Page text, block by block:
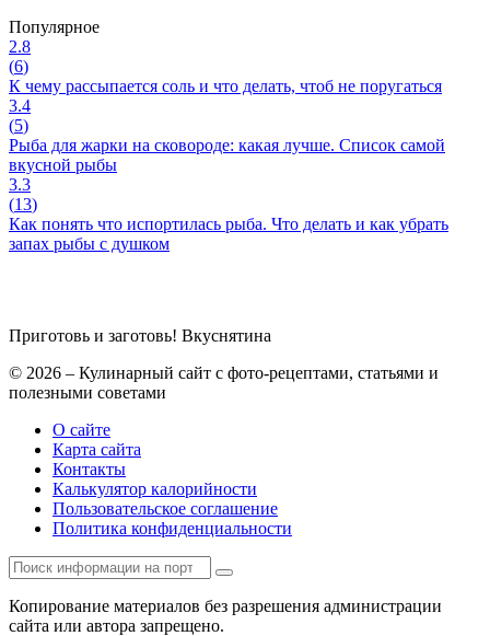
Популярное
2.8
(6)
К чему рассыпается соль и что делать, чтоб не поругаться
3.4
(5)
Рыба для жарки на сковороде: какая лучше. Список самой
вкусной рыбы
3.3
(13)
Как понять что испортилась рыба. Что делать и как убрать
запах рыбы с душком
Приготовь и заготовь! Вкуснятина
© 2026 – Кулинарный сайт с фото-рецептами, статьями и
полезными советами
О сайте
Карта сайта
Контакты
Калькулятор калорийности
Пользовательское соглашение
Политика конфиденциальности
Копирование материалов без разрешения администрации
сайта или автора запрещено.